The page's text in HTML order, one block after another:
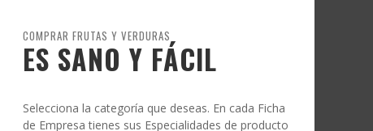
COMPRAR FRUTAS Y VERDURAS
ES SANO Y FÁCIL
Selecciona la categoría que deseas. En cada Ficha
de Empresa tienes sus Especialidades de producto